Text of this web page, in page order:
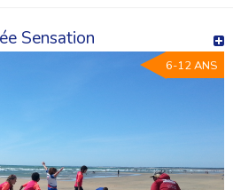
Sensation
6-12 ANS